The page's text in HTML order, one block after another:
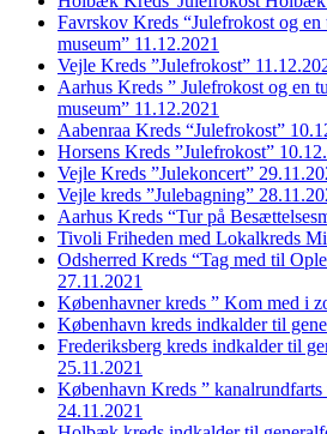
Favrskov Kreds “Julefrokost og
museum” 11.12.2021
Vejle Kreds ”Julefrokost”
Aarhus Kreds ” Julefrokost og en
museum” 11.12.2021
Aabenraa Kreds “Julefrokost”
Horsens Kreds ”Julefrokost”
Vejle Kreds ”Julekoncert”
Vejle kreds ”Julebagning”
Aarhus Kreds “Tur på
Tivoli Friheden med Lokalkreds
Odsherred Kreds “Tag med til
27.11.2021
Københavner kreds ” Kom med i
København kreds indkalder til
Frederiksberg kreds indkalder til
25.11.2021
København Kreds ”
24.11.2021